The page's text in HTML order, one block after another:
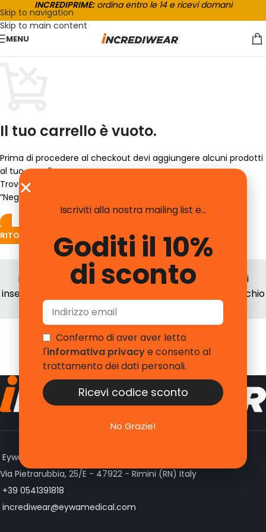
Skip to navigation
Skip to main content
INCREDIPRIME:ordina entro le 14 e ricevi domani
MENU
Il tuo carrello è vuoto.
Prima di procedere al checkout devi aggiungere alcuni prodotti
al tuo carrello.
Troverai molti prodotti interessanti sulla nostra pagina
“Negozio”.
RITORNA AL NEGOZIO
Detrai il 19% della spesa in dichiarazione dei redditi
inserendo il tuo codice fiscale per i prodotti con marchio
Incrediwear
Eywa srl
Via Pietrarubbia, 25/E - 47922 - Rimini (RN) Italy
+39 0541391818
incrediwear@eywamedical.com
Iscriviti alla nostra mailing list e...
Goditi il 10%
di sconto
Confermo di aver aver letto
l'informativa privacye consento al
trattamento dei dati personali.
Ricevi codice sconto
No Grazie!